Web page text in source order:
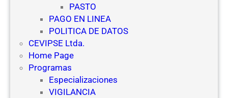
PASTO
PAGO EN LINEA
POLITICA DE DATOS
CEVIPSE Ltda.
Home Page
Programas
Especializaciones
VIGILANCIA